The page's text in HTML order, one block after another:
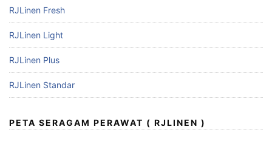
RJLinen Fresh
RJLinen Light
RJLinen Plus
RJLinen Standar
PETA SERAGAM PERAWAT ( RJLINEN )